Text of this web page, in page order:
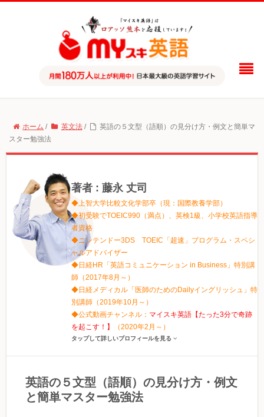
ホーム / 英文法 /
英語の５文型（語順）の見分け方・例文と簡単マ
スター勉強法
著者 : 藤永 丈司
◆上智大学比較文化学部卒（現：国際教養学部）
◆初受験でTOEIC990（満点）、英検1級、小学校英語指導
者資格
◆ニンテンドー3DS TOEIC「超速」プログラム・スペシ
ャルアドバイザー
◆日経HR「英語コミュニケーション in Business」特別講
師（2017年8月～）
◆日経メディカル「医師のためのDailyイングリッシュ」特
別講師（2019年10月～）
◆公式動画チャンネル： マイスキ英語【たった3分で奇跡
を起こす！】
（2020年2月～）
タップして詳しいプロフィールを見る
英語の５文型（語順）の見分け方・例文
と簡単マスター勉強法